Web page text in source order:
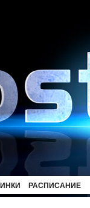
РАСПИСАНИЕ